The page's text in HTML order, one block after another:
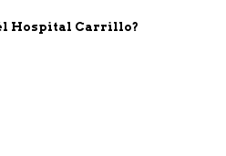
Hospital Carrillo?